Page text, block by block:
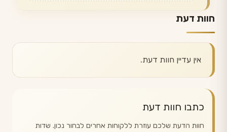
חוות דעת
אין עדיין חוות דעת.
כתבו חוות דעת
חוות הדעת שלכם עוזרת ללקוחות אחרים לבחור נכון. שדות